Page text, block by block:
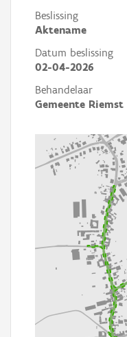
Beslissing
Aktename
Datum beslissing
02-04-2026
Behandelaar
Gemeente Riemst